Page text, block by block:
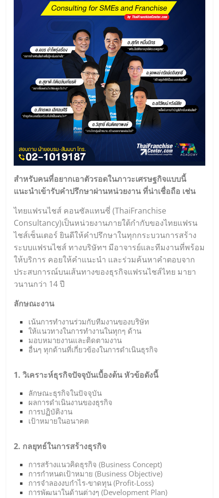
สำหรับคนที่อยากเอาตัวรอดในภาวะเศรษฐกิจแบบนี้
แนะนำเข้ารับคำปรึกษาผ่านหน่วยงาน ที่น่าเชื่อถือ เช่น
ไทยแฟรนไชส์ คอนซัลแทนซี่ (ThaiFranchise
Consultancy)เป็นหน่วยงานภายใต้กำกับของไทยแฟรน
ไชส์เซ็นเตอร์ ยินดีให้คำปรึกษาในทุกกระบวนการสร้าง
ระบบแฟรนไชส์ ทางบริษัทฯ มีอาจารย์และทีมงานที่พร้อม
ให้บริการ คอยให้คำแนะนำ และร่วมค้นหาคำตอบจาก
ประสบการณ์บนเส้นทางของธุรกิจแฟรนไชส์ไทย มายา
วนานกว่า 14 ปี
ลักษณะงาน
เน้นการทำงานร่วมกับทีมงานของบริษัท
ให้แนวทางในการทำงานในทุกๆ ด้าน
มอบหมายงานและติดตามงาน
อื่นๆ ทุกด้านที่เกี่ยวข้องในการดำเนินธุรกิจ
1. วิเคราะห์ธุรกิจปัจจุบันเบื้องต้น หัวข้อดังนี้
ลักษณะธุรกิจในปัจจุบัน
ผลการดำเนินงานของธุรกิจ
การปฏิบัติงาน
เป้าหมายในอนาคต
2. กลยุทธ์ในการสร้างธุรกิจ
การสร้างแนวคิดธุรกิจ (Business Concept)
การกำหนดเป้าหมาย (Business Objective)
การจำลองงบกำไร-ขาดทุน (Profit-Loss)
การพัฒนาในด้านต่างๆ (Development Plan)